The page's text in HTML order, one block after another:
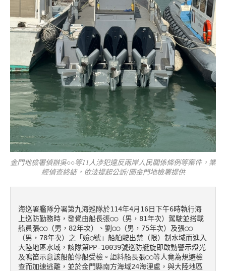
金門地檢署偵辦吳○○等11人涉犯違反兩岸人民關係條例等案件，業
經偵查終結，依法提起公訴/圖金門地檢署提供
海巡署艦隊分署第九海巡隊於114年4月16日下午6時執行海
上巡防勤務時，發覺由船長張○○（男，81年次）駕駛並搭載
船員張○○（男，82年次）、劉○○（男，75年次）及張○○
（男，78年次）之「嬐○號」船舶駛出禁（限）制水域而進入
大陸地區水域，該隊第PP-10039號巡防艇旋即啟動警示燈光
及鳴笛示意該船舶停船受檢。詎料船長張○○等人竟為規避檢
查而加速逃離，並於金門縣南方海域24海浬處，與大陸地區